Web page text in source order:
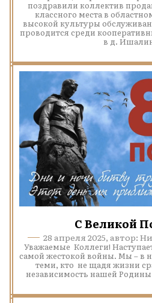
поздравили коллектив
классного места в
высокой культуры
проводится среди
в д.
С Великой
28 апреля 2025, автор:
Уважаемые Коллеги!
самой жестокой войны. Мы – в
теми, кто не щадя жизни
независимость нашей